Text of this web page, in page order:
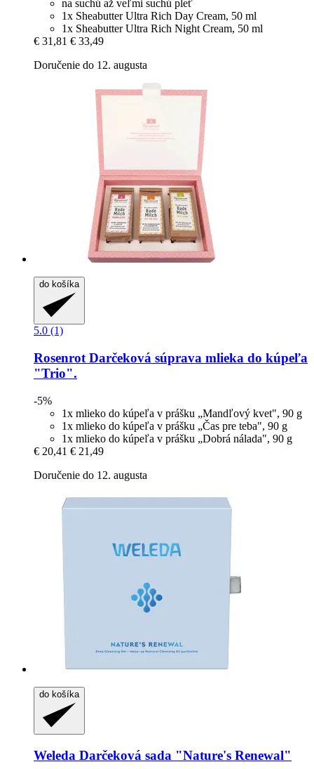
na suchú až veľmi suchú pleť
1x Sheabutter Ultra Rich Day Cream, 50 ml
1x Sheabutter Ultra Rich Night Cream, 50 ml
€ 31,81 € 33,49
Doručenie do 12. augusta
do košíka
5.0 (1)
Rosenrot Darčeková súprava mlieka do kúpeľa
"Trio".
-5%
1x mlieko do kúpeľa v prášku „Mandľový kvet", 90 g
1x mlieko do kúpeľa v prášku „Čas pre teba", 90 g
1x mlieko do kúpeľa v prášku „Dobrá nálada", 90 g
€ 20,41 € 21,49
Doručenie do 12. augusta
do košíka
Weleda Darčeková sada "Nature's Renewal"